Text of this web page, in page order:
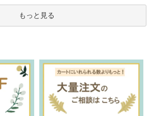
もっと見る